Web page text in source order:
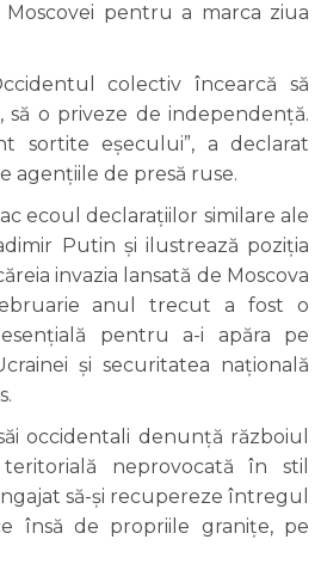
pentru a marca ziua
colectiv încearcă să
să o priveze de independență.
sortite eșecului”, a declarat
agențiile de presă ruse.
ecoul declarațiilor similare ale
Putin și ilustrează poziția
invazia lansată de Moscova
anul trecut a fost o
pentru a-i apăra pe
și securitatea națională
occidentali denunță războiul
neprovocată în stil
să-și recupereze întregul
însă de propriile granițe, pe